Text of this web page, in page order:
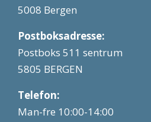
5008 Bergen
Postboksadresse:
Postboks 511 sentrum
5805 BERGEN
Telefon:
Man-fre 10:00-14:00